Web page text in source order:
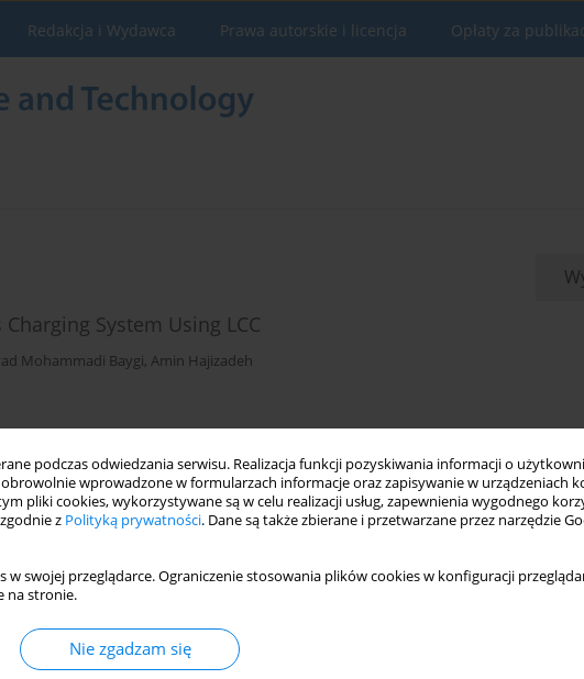
podczas odwiedzania serwisu. Realizacja funkcji pozyskiwania informacji o
wprowadzone w formularzach informacje oraz zapisywanie w urządzeniach
pliki cookies, wykorzystywane są w celu realizacji usług, zapewnienia wygodnego
z Polityką prywatności. Dane są także zbierane i przetwarzane przez narzędzie
w swojej przeglądarce. Ograniczenie stosowania plików cookies w konfiguracji
na stronie.
Nie zgadzam się
Redakcja i Wydawca Prawa autorskie i licencja Opłaty za
System Using LCC
Mohammadi Baygi, Amin Hajizadeh
for Electric Vehicles Using the Topology of
Mohammadi Baygi,Amin Hajizadeh